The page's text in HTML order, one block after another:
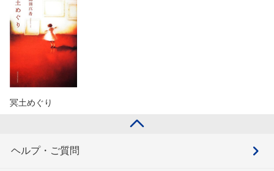
冥土めぐり
ヘルプ・ご質問